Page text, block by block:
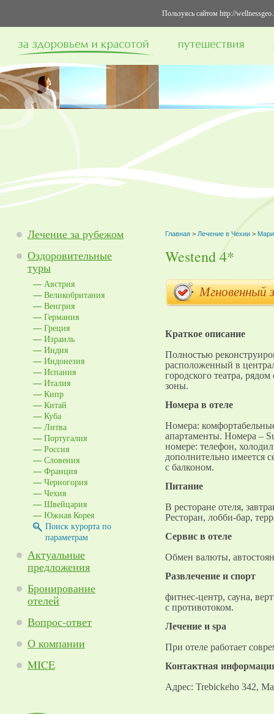
Пользуясь сайтом http://
Лечение за рубежом
Оздоровительные
туры
Австрия
Великобритания
Венгрия
Германия
Греция
Израиль
Индия
Индонезия
Испания
Италия
Кипр
Китай
Куба
Литва
Португалия
Россия
Словения
Франция
Черногория
Чехия
Швейцария
Южная Корея
Поиск курорта по
параметрам
Актуальные
предложения
Бронирование
отелей
Вопрос-ответ
О компании
MICE
Главная > Лечение в Чехии >
Westend 4*
Мгновенный
Краткое описание
Полностью
расположенный в
городского театра,
зоны.
Номера в отеле
Номера:
апартаменты. Номера –
номере: телефон,
дополнительно имеется
с балконом.
Питание
В ресторане отеля,
Ресторан, лобби-бар,
Cервис в отеле
Обмен валюты,
Развлечение и спорт
фитнес-центр, сауна,
с противотоком.
Лечение и spa
При отеле работает
Контактная
Адрес: Trebickeho 342,